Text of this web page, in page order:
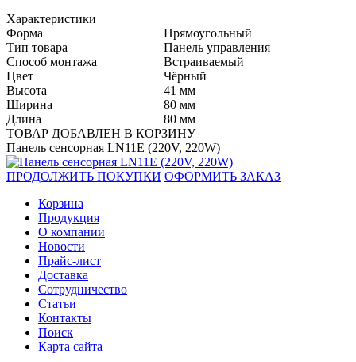
Характеристики
Форма
Прямоугольный
Тип товара
Панель управления
Способ монтажа
Встраиваемый
Цвет
Чёрный
Высота
41 мм
Ширина
80 мм
Длина
80 мм
ТОВАР ДОБАВЛЕН В КОРЗИНУ
Панель сенсорная LN11E (220V, 220W)
ПРОДОЛЖИТЬ ПОКУПКИ ОФОРМИТЬ ЗАКАЗ
Корзина
Продукция
О компании
Новости
Прайс-лист
Доставка
Сотрудничество
Статьи
Контакты
Поиск
Карта сайта